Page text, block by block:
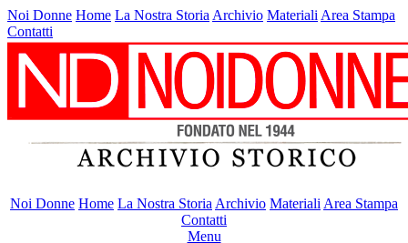
Noi Donne Home La Nostra Storia Archivio Materiali Area Stampa
Contatti
Noi Donne Home La Nostra Storia Archivio Materiali Area Stampa
Contatti
Menu